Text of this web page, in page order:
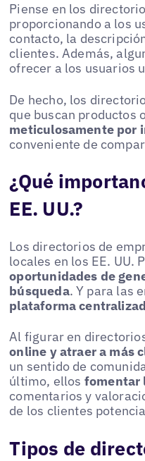
Piense en los
proporcionando a los
contacto, la
clientes. Además,
ofrecer a los usuarios
De hecho, los
que buscan productos
meticulosamente por
conveniente de
¿Qué
EE. UU.?
Los directorios de
locales en los EE. UU.
oportunidades de
búsqueda. Y para las
plataforma
Al figurar en
online y atraer a más
un sentido de
último, ellos fomentar
comentarios y
de los clientes
Tipos de